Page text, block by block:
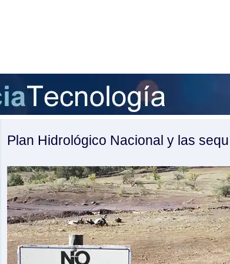
Plan Hidrológico Nacional y las